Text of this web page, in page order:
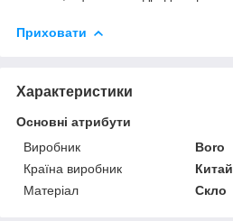
Приховати
Характеристики
Основні атрибути
Виробник
Boro
Країна виробник
Китай
Матеріал
Скло